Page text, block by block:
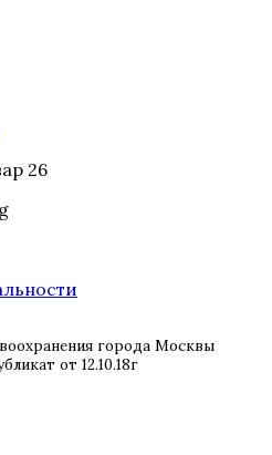
26
города Москвы
от 12.10.18г